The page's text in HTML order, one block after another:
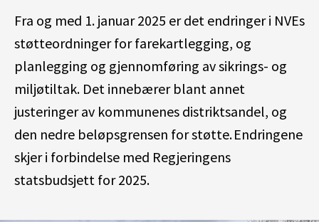
Fra og med 1. januar 2025 er det endringer i NVEs
støtteordninger for farekartlegging, og
planlegging og gjennomføring av sikrings- og
miljøtiltak. Det innebærer blant annet
justeringer av kommunenes distriktsandel, og
den nedre beløpsgrensen for støtte. Endringene
skjer i forbindelse med Regjeringens
statsbudsjett for 2025.